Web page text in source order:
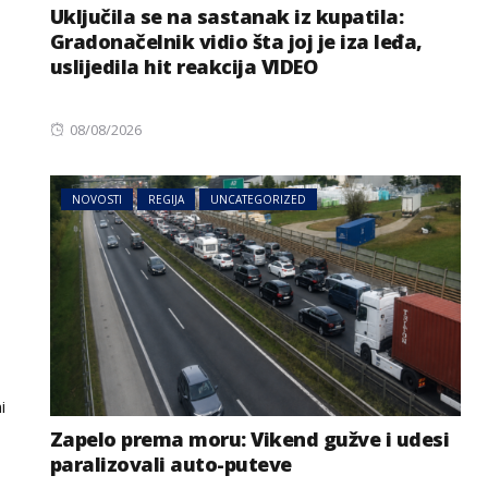
Uključila se na sastanak iz kupatila:
Gradonačelnik vidio šta joj je iza leđa,
uslijedila hit reakcija VIDEO
Posted
08/08/2026
NOVOSTI REGIJA UNCATEGORIZED
Zapelo prema moru: Vikend gužve i udesi
paralizovali auto-puteve